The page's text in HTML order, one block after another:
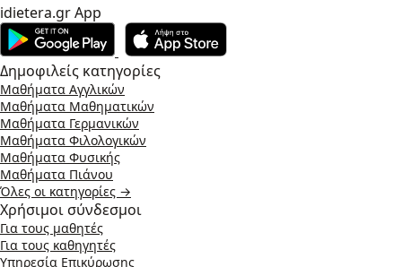
idietera.gr App
Δημοφιλείς κατηγορίες
Μαθήματα Αγγλικών
Μαθήματα Μαθηματικών
Μαθήματα Γερμανικών
Μαθήματα Φιλολογικών
Μαθήματα Φυσικής
Μαθήματα Πιάνου
Όλες οι κατηγορίες →
Χρήσιμοι σύνδεσμοι
Για τους μαθητές
Για τους καθηγητές
Υπηρεσία Επικύρωσης